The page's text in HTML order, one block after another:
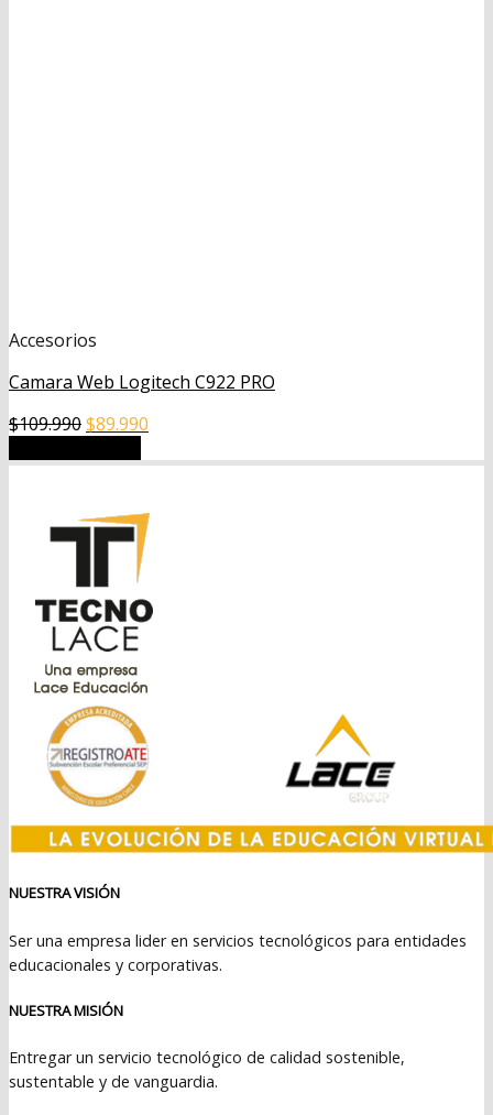
Accesorios
Camara Web Logitech C922 PRO
$109.990El
original
$109.990.
$89.990
actual
$89.990.
NUESTRA VISIÓN
Ser una empresa lider en servicios tecnológicos para entidades
educacionales y corporativas.
NUESTRA MISIÓN
Entregar un servicio tecnológico de calidad sostenible,
sustentable y de vanguardia.